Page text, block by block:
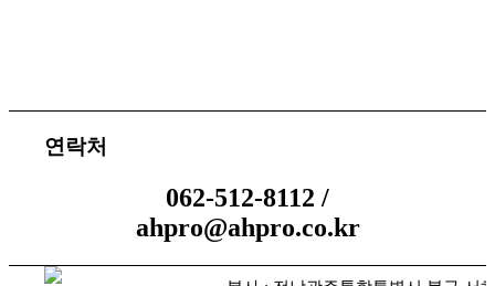
연락처
062-512-8112 /
ahpro@ahpro.co.kr